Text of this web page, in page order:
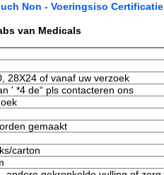
Non - Voeringsiso Certificatie
van Medicals
28X24 of vanaf uw verzoek
' *4 de“ pls contacteren ons
gemaakt
carton